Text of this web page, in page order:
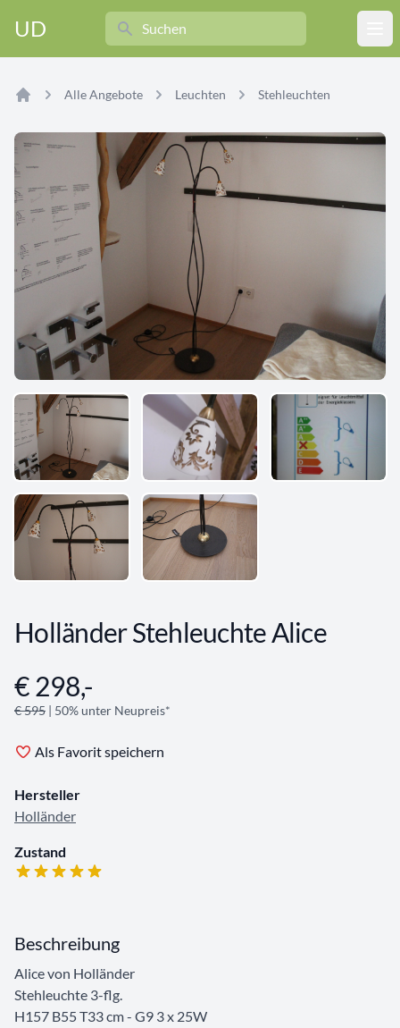
UD
Search
Alle Angebote Leuchten Stehleuchten
Holländer Stehleuchte Alice
Angebotsinformationen
€ 298,-
€ 595 | 50% unter Neupreis*
Als Favorit speichern
Hersteller
Holländer
Zustand
Beschreibung
Alice von Holländer
Stehleuchte 3-flg.
H157 B55 T33 cm - G9 3 x 25W